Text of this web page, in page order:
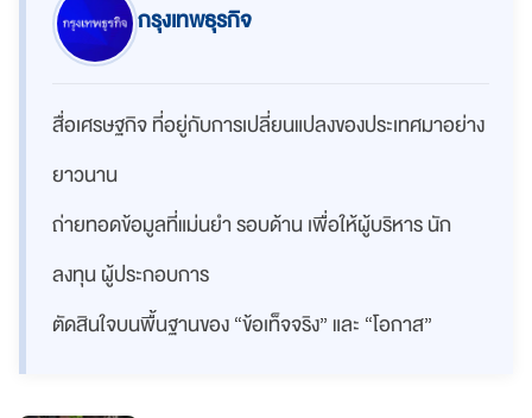
กรุงเทพธุรกิจ
สื่อเศรษฐกิจ ที่อยู่กับการเปลี่ยนแปลงของประเทศมาอย่าง
ยาวนาน
ถ่ายทอดข้อมูลที่แม่นยำ รอบด้าน เพื่อให้ผู้บริหาร นัก
ลงทุน ผู้ประกอบการ
ตัดสินใจบนพื้นฐานของ “ข้อเท็จจริง” และ “โอกาส”